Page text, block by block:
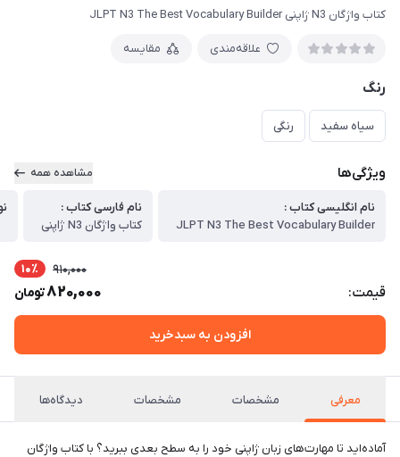
کتاب واژگان N3 ژاپنی JLPT N3 The Best Vocabulary Builder
علاقه‌مندی مقایسه
رنگ
سیاه سفید رنگی
ویژگی‌ها مشاهده همه
نام انگلیسی کتاب :
JLPT N3 The Best Vocabulary Builder
نام فارسی کتاب :
کتاب واژگان N3 ژاپنی
قیمت:
910,000 10٪
820,000تومان
افزودن به سبدخرید
معرفی مشخصات مشخصات دیدگاه‌ها
آماده‌اید تا مهارت‌های زبان ژاپنی خود را به سطح بعدی ببرید؟ با کتاب واژگان